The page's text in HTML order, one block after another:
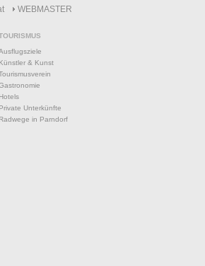
WEBMASTER
Künstler & Kunst
Hotels
Private Unterkünfte
Radwege in Parndorf